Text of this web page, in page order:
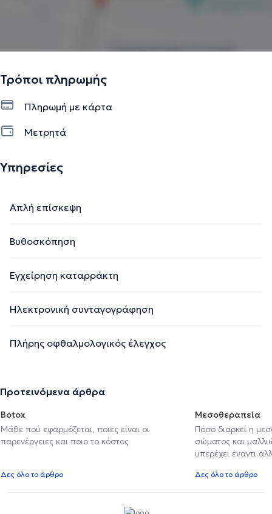
Τρόποι πληρωμής
Πληρωμή με κάρτα
Μετρητά
Υπηρεσίες
Απλή επίσκεψη
Βυθοσκόπηση
Εγχείρηση καταρράκτη
Ηλεκτρονική συνταγογράφηση
Πλήρης οφθαλμολογικός έλεγχος
Προτεινόμενα άρθρα
Botox
Μάθε πού εφαρμόζεται, ποιες είναι οι
παρενέργειες και ποιο το κόστος
Δες όλο το άρθρο
Μεσοθεραπεία
Πόσο διαρκεί η
σώματος και
υπερέχει έναντι
Δες όλο το άρθρο